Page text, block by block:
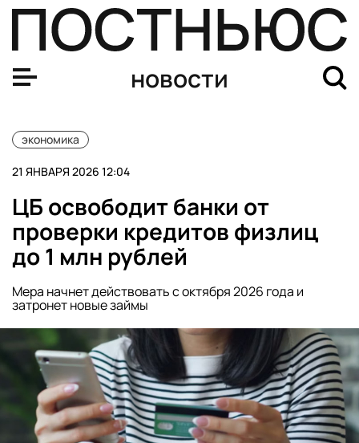
новости
экономика
21 ЯНВАРЯ 2026 12:04
ЦБ освободит банки от
проверки кредитов физлиц
до 1 млн рублей
Мера начнет действовать с октября 2026 года и
затронет новые займы
Стилист Дайбова объяснила, почему платье Valentino